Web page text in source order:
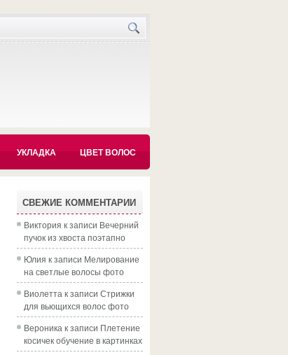
УКЛАДКА ЦВЕТ ВОЛОС
СВЕЖИЕ КОММЕНТАРИИ
Виктория к записи Вечерний
пучок из хвоста поэтапно
Юлия к записи Мелирование
на светлые волосы фото
Виолетта к записи Стрижки
для вьющихся волос фото
Вероника к записи Плетение
косичек обучение в картинках